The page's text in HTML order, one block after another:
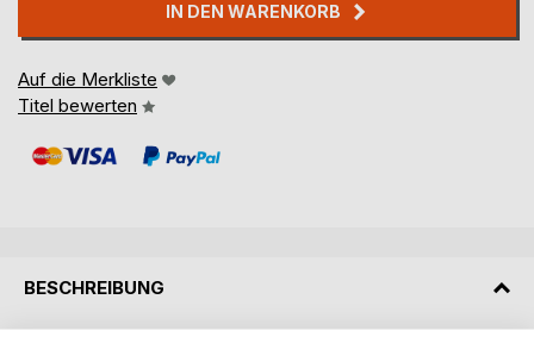
IN DEN WARENKORB
Auf die Merkliste
Titel bewerten
BESCHREIBUNG